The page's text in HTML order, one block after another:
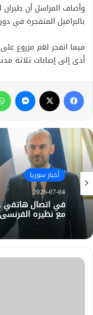
وأضاف المراسل أن
بالبراميل المتفجرة في
فيما انفجر لغم مزروع
أدى إلى إصابات ثلاثة
فيسبوك
أخبار سوريا
2026-07-04
في اتصال هاتفي ..
مع نظيره